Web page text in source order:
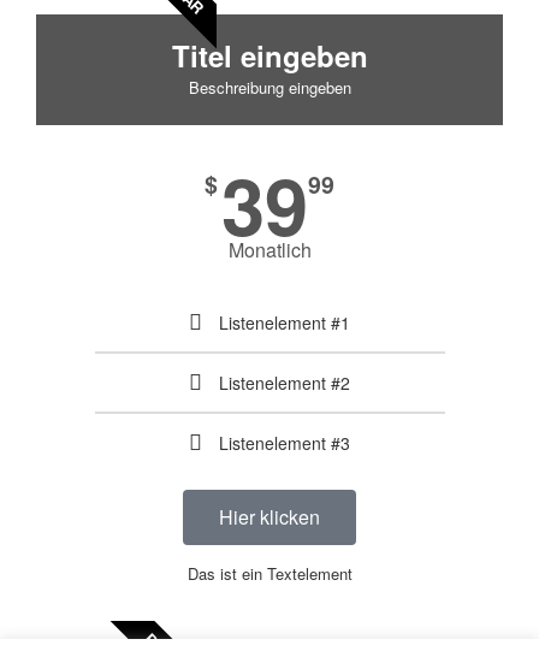
Titel eingeben
Beschreibung eingeben
$3999
Monatlich
Listenelement #1
Listenelement #2
Listenelement #3
Hier klicken
Das ist ein Textelement